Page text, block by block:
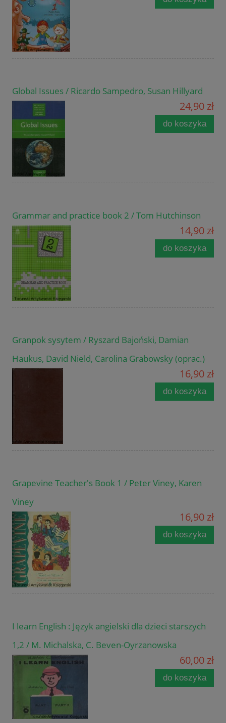
Global Issues / Ricardo Sampedro, Susan Hillyard
24,90 zł
do koszyka
Grammar and practice book 2 / Tom Hutchinson
14,90 zł
do koszyka
Granpok sysytem / Ryszard Bajoński, Damian
Haukus, David Nield, Carolina Grabowsky (oprac.)
16,90 zł
do koszyka
Grapevine Teacher's Book 1 / Peter Viney, Karen
Viney
16,90 zł
do koszyka
I learn English : Język angielski dla dzieci starszych
1,2 / M. Michalska, C. Beven-Oyrzanowska
60,00 zł
do koszyka